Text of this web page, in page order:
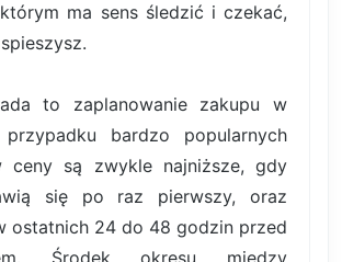
ma sens śledzić i czekać,
to zaplanowanie zakupu w
bardzo popularnych
ceny są zwykle najniższe, gdy
się po raz pierwszy, oraz
ostatnich 24 do 48 godzin przed